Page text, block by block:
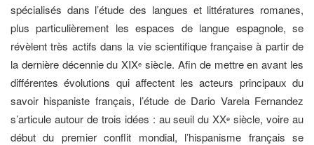
spécialisés dans l’étude des langues et littératures romanes,
plus particulièrement les espaces de langue espagnole, se
révèlent très actifs dans la vie scientifique française à partir de
la dernière décennie du XIXe siècle. Afin de mettre en avant les
différentes évolutions qui affectent les acteurs principaux du
savoir hispaniste français, l’étude de Dario Varela Fernandez
s’articule autour de trois idées : au seuil du XXe siècle, voire au
début du premier conflit mondial, l’hispanisme français se